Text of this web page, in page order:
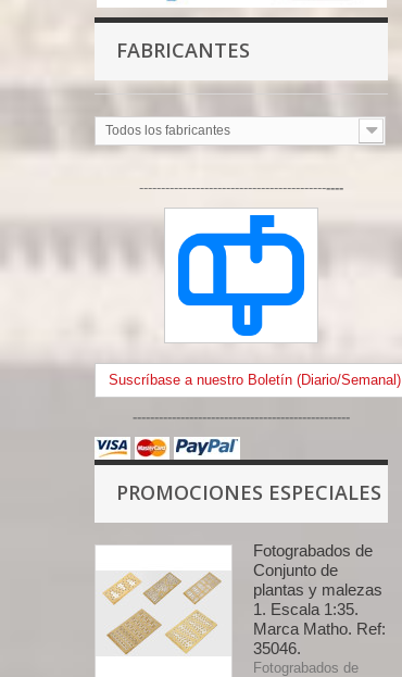
FABRICANTES
Todos los fabricantes
-----------------------------------------------
Suscríbase a nuestro Boletín (Diario/Semanal)
--------------------------------------------------
PROMOCIONES ESPECIALES
Fotograbados de
Conjunto de
plantas y malezas
1. Escala 1:35.
Marca Matho. Ref:
35046.
Fotograbados de